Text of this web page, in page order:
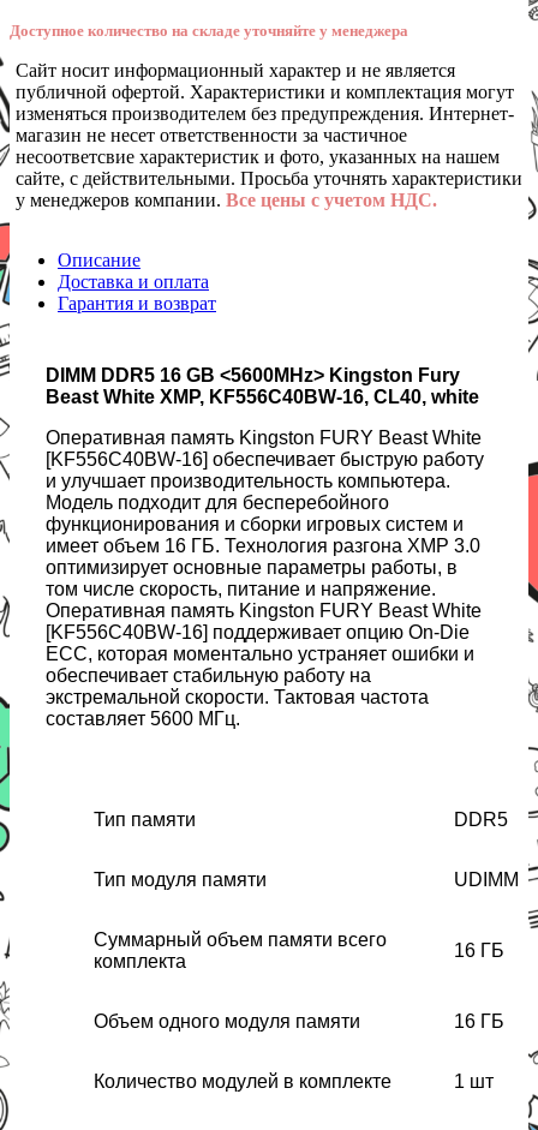
Доступное количество на складе уточняйте у менеджера
Сайт носит информационный характер и не является
публичной офертой. Характеристики и комплектация могут
изменяться производителем без предупреждения. Интернет-
магазин не несет ответственности за частичное
несоответсвие характеристик и фото, указанных на нашем
сайте, с действительными. Просьба уточнять характеристики
у менеджеров компании. Все цены с учетом НДС.
Описание
Доставка и оплата
Гарантия и возврат
DIMM DDR5 16 GB <5600MHz> Kingston Fury
Beast White XMP, KF556C40BW-16, CL40, white
Оперативная память Kingston FURY Beast White
[KF556C40BW-16] обеспечивает быструю работу
и улучшает производительность компьютера.
Модель подходит для бесперебойного
функционирования и сборки игровых систем и
имеет объем 16 ГБ. Технология разгона XMP 3.0
оптимизирует основные параметры работы, в
том числе скорость, питание и напряжение.
Оперативная память Kingston FURY Beast White
[KF556C40BW-16] поддерживает опцию On-Die
ECC, которая моментально устраняет ошибки и
обеспечивает стабильную работу на
экстремальной скорости. Тактовая частота
составляет 5600 МГц.
Тип памяти DDR5
Тип модуля памяти UDIMM
Суммарный объем памяти всего
комплекта
16 ГБ
Объем одного модуля памяти 16 ГБ
Количество модулей в комплекте 1 шт